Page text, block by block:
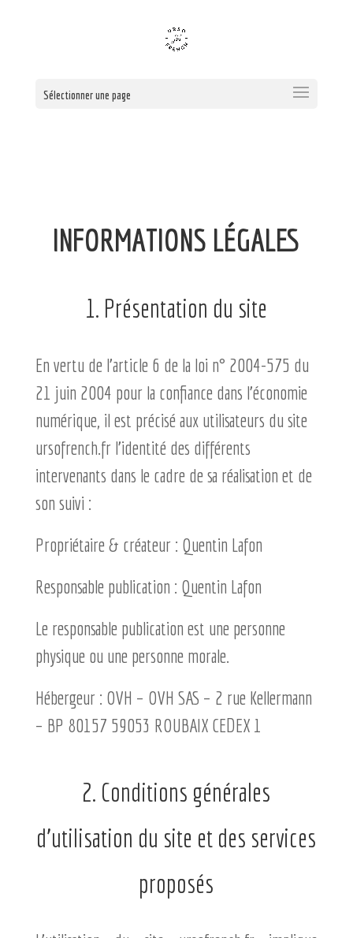
Sélectionner une page
INFORMATIONS LÉGALES
1. Présentation du site
En vertu de l’article 6 de la loi n° 2004-575 du
21 juin 2004 pour la confiance dans l’économie
numérique, il est précisé aux utilisateurs du site
ursofrench.fr l’identité des différents
intervenants dans le cadre de sa réalisation et de
son suivi :
Propriétaire & créateur : Quentin Lafon
Responsable publication : Quentin Lafon
Le responsable publication est une personne
physique ou une personne morale.
Hébergeur : OVH – OVH SAS – 2 rue Kellermann
– BP 80157 59053 ROUBAIX CEDEX 1
2. Conditions générales
d’utilisation du site et des services
proposés